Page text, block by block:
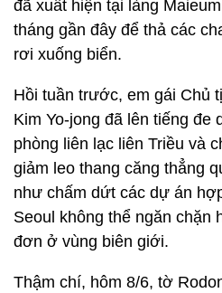
đã xuất hiện tại làng
tháng gần đây để thả các
rơi xuống biển.
Hồi tuần trước, em gái Chủ
Kim Yo-jong đã lên tiếng đe
phòng liên lạc liên Triều và
giảm leo thang căng thẳng
như chấm dứt các dự án
Seoul không thể ngăn chặn
đơn ở vùng biên giới.
Thậm chí, hôm 8/6, tờ